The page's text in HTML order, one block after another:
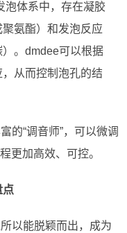
泡体系中，存在凝胶
氨酯）和发泡反应
）。dmdee可以根据
从而控制泡孔的结
的“调音师”，可以微调
更加高效、可控。
点
以能脱颖而出，成为